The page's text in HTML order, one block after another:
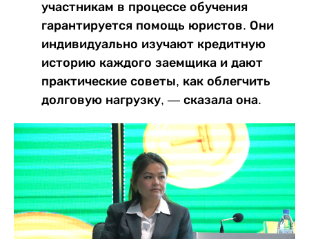
участникам в процессе обучения
гарантируется помощь юристов. Они
индивидуально изучают кредитную
историю каждого заемщика и дают
практические советы, как облегчить
долговую нагрузку, — сказала она.